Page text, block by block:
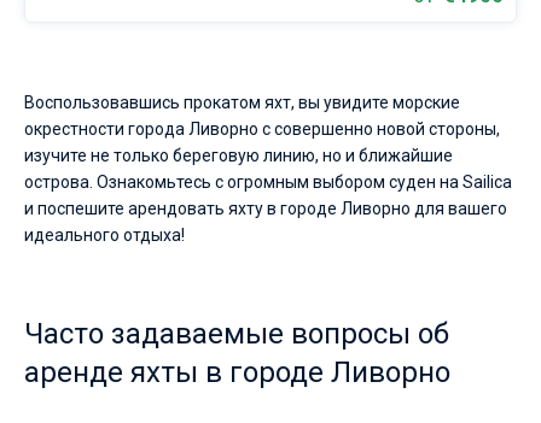
Воспользовавшись прокатом яхт, вы увидите морские
окрестности города Ливорно с совершенно новой стороны,
изучите не только береговую линию, но и ближайшие
острова. Ознакомьтесь с огромным выбором суден на Sailica
и поспешите арендовать яхту в городе Ливорно для вашего
идеального отдыха!
Часто задаваемые вопросы об
аренде яхты в городе Ливорно